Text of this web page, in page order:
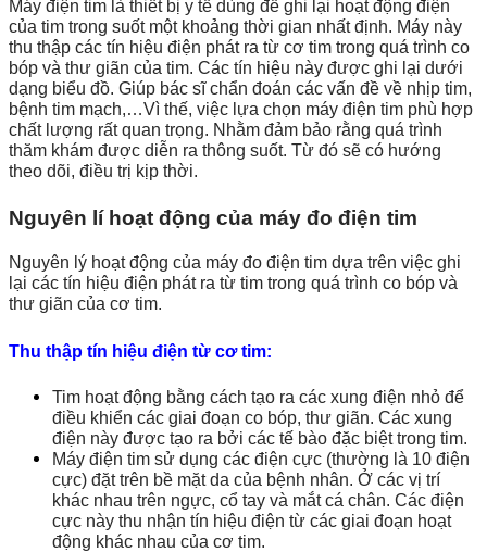
Máy điện tim là thiết bị y tế dùng để ghi lại hoạt động điện
của tim trong suốt một khoảng thời gian nhất định. Máy này
thu thập các tín hiệu điện phát ra từ cơ tim trong quá trình co
bóp và thư giãn của tim. Các tín hiệu này được ghi lại dưới
dạng biểu đồ. Giúp bác sĩ chẩn đoán các vấn đề về nhịp tim,
bệnh tim mạch,…Vì thế, việc lựa chọn máy điện tim phù hợp
chất lượng rất quan trọng. Nhằm đảm bảo rằng quá trình
thăm khám được diễn ra thông suốt. Từ đó sẽ có hướng
theo dõi, điều trị kịp thời.
Nguyên lí hoạt động của máy đo điện tim
Nguyên lý hoạt động của máy đo điện tim dựa trên việc ghi
lại các tín hiệu điện phát ra từ tim trong quá trình co bóp và
thư giãn của cơ tim.
Thu thập tín hiệu điện từ cơ tim:
Tim hoạt động bằng cách tạo ra các xung điện nhỏ để
điều khiển các giai đoạn co bóp, thư giãn. Các xung
điện này được tạo ra bởi các tế bào đặc biệt trong tim.
Máy điện tim sử dụng các điện cực (thường là 10 điện
cực) đặt trên bề mặt da của bệnh nhân. Ở các vị trí
khác nhau trên ngực, cổ tay và mắt cá chân. Các điện
cực này thu nhận tín hiệu điện từ các giai đoạn hoạt
động khác nhau của cơ tim.